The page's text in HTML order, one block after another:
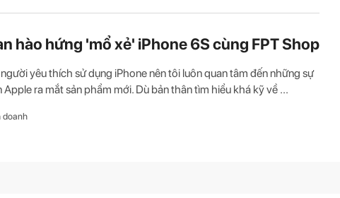
hào hứng 'mổ xẻ' iPhone 6S cùng FPT Shop
yêu thích sử dụng iPhone nên tôi luôn quan tâm đến những sự
Apple ra mắt sản phẩm mới. Dù bản thân tìm hiểu khá kỹ về ...
doanh